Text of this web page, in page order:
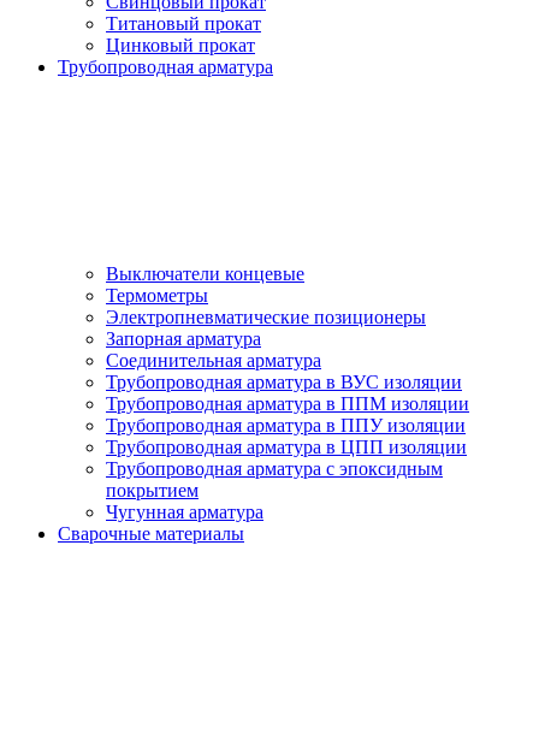
Титановый прокат
Цинковый прокат
Трубопроводная арматура
Выключатели концевые
Термометры
Электропневматические позиционеры
Запорная арматура
Соединительная арматура
Трубопроводная арматура в ВУС изоляции
Трубопроводная арматура в ППМ изоляции
Трубопроводная арматура в ППУ изоляции
Трубопроводная арматура в ЦПП изоляции
Трубопроводная арматура с эпоксидным
покрытием
Чугунная арматура
Сварочные материалы